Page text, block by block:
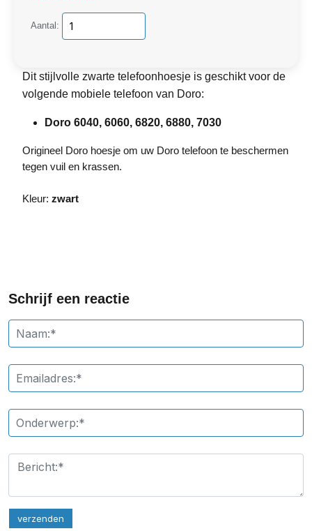
Aantal:
Dit stijlvolle zwarte telefoonhoesje is geschikt voor de
volgende mobiele telefoon van Doro:
Doro 6040, 6060, 6820, 6880, 7030
Origineel Doro hoesje om uw Doro telefoon te beschermen
tegen vuil en krassen.
Kleur: zwart
Schrijf een reactie